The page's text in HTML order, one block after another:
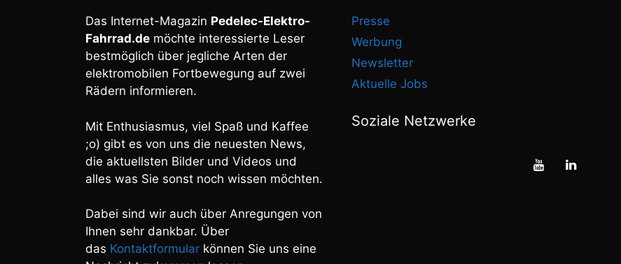
Das Internet-Magazin Pedelec-Elektro-
Fahrrad.de möchte interessierte Leser
bestmöglich über jegliche Arten der
elektromobilen Fortbewegung auf zwei
Rädern informieren.
Mit Enthusiasmus, viel Spaß und Kaffee
;o) gibt es von uns die neuesten News,
die aktuellsten Bilder und Videos und
alles was Sie sonst noch wissen möchten.
Dabei sind wir auch über Anregungen von
Ihnen sehr dankbar. Über
das Kontaktformular können Sie uns eine
Presse
Werbung
Newsletter
Aktuelle Jobs
Soziale Netzwerke